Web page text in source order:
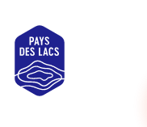
Pays
des
Lacs